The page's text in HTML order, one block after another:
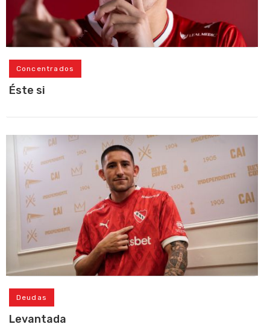
Concentrados
Éste si
Deudas
Levantada